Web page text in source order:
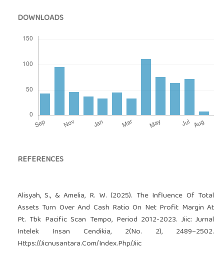
DOWNLOADS
REFERENCES
Alisyah, S., & Amelia, R. W. (2025). The Influence Of Total
Assets Turn Over And Cash Ratio On Net Profit Margin At
Pt. Tbk Pacific Scan Tempo, Period 2012-2023. Jiic: Jurnal
Intelek Insan Cendikia, 2(No. 2), 2489–2502.
Https://Jicnusantara.Com/Index.Php/Jiic